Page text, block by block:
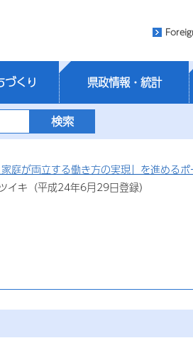
づくり 県政情報・統計
家庭が両立する働き方の実現」を進める
イキ（平成24年6月29日登録）